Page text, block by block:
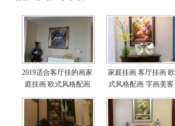
2019适合客厅挂的画家
庭挂画 欧式风格配画
装实际图
家庭挂画 客厅挂画 欧
式风格配画 字画美客